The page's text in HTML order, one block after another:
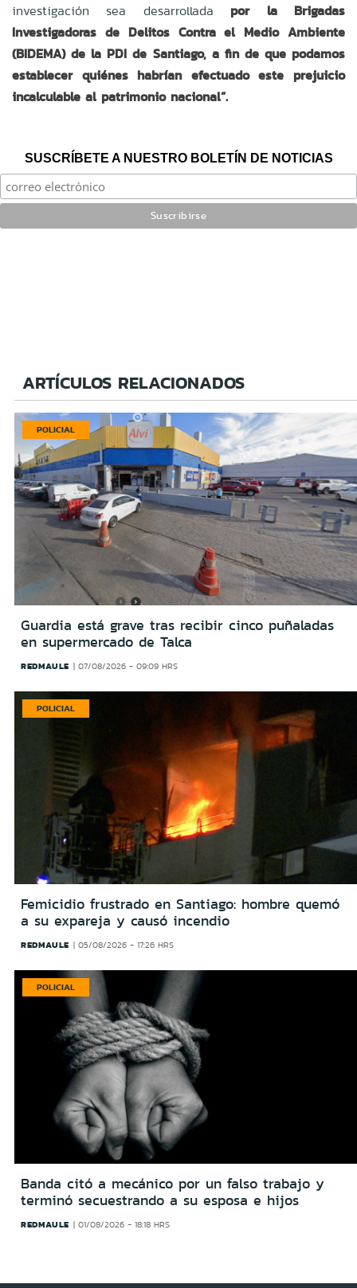
investigación sea desarrollada por la Brigadas
Investigadoras de Delitos Contra el Medio Ambiente
(BIDEMA) de la PDI de Santiago, a fin de que podamos
establecer quiénes habrían efectuado este prejuicio
incalculable al patrimonio nacional”.
SUSCRÍBETE A NUESTRO BOLETÍN DE NOTICIAS
ARTÍCULOS RELACIONADOS
POLICIAL
Guardia está grave tras recibir cinco puñaladas
en supermercado de Talca
REDMAULE 07/08/2026 - 09:09 HRS
POLICIAL
Femicidio frustrado en Santiago: hombre quemó
a su expareja y causó incendio
REDMAULE 05/08/2026 - 17:26 HRS
POLICIAL
Banda citó a mecánico por un falso trabajo y
terminó secuestrando a su esposa e hijos
REDMAULE 01/08/2026 - 18:18 HRS